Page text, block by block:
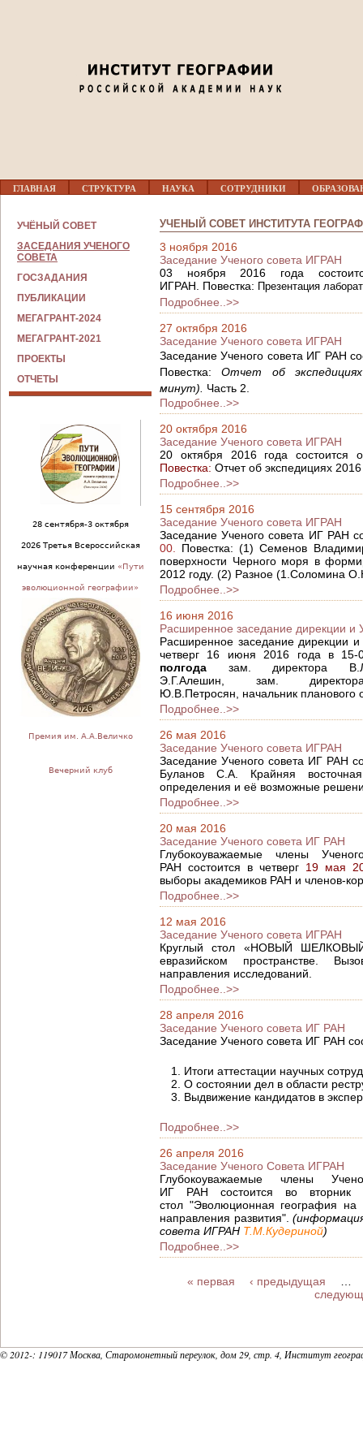
Л
ГЛАВНАЯ СТРУКТУРА НАУКА СОТРУДНИКИ
УЧЕНЫЙ СОВЕТ ИНСТИТУТА
3 ноября 2016
Заседание Ученого совета ИГРАН
03 ноября 2016 года
ИГРАН. Повестка: Презентация
Подробнее..>>
27 октября 2016
Заседание Ученого совета ИГРАН
Заседание Ученого совета ИГ РАН
Повестка: ​Отчет об
минут). Часть 2.
Подробнее..>>
20 октября 2016
Заседание Ученого совета ИГРАН
20 октября 2016 года состоится
Повестка: Отчет об экспедициях
Подробнее..>>
15 сентября 2016
Заседание Ученого совета ИГРАН
Заседание Ученого совета ИГ РАН
00. Повестка: (1) Семенов
поверхности Черного моря в
2012 году. (2) Разное (1.Соломина
Подробнее..>>
16 июня 2016
Расширенное заседание дирекции и
Расширенное заседание дирекции
четверг 16 июня 2016 года в
полгода зам. директора
Э.Г.Алешин, зам.
Ю.В.Петросян, начальник
Подробнее..>>
26 мая 2016
Заседание Ученого совета ИГРАН
Заседание Ученого совета ИГ РАН
Буланов С.А. Крайняя
определения и её возможные
Подробнее..>>
20 мая 2016
Заседание Ученого совета ИГ РАН
Глубокоуважаемые члены
РАН состоится в четверг 19 мая
выборы академиков РАН и членов-
Подробнее..>>
12 мая 2016
Заседание Ученого совета ИГРАН
Круглый стол «НОВЫЙ ШЕЛКОВЫЙ
евразийском пространстве.
направления исследований.
Подробнее..>>
28 апреля 2016
Заседание Ученого совета ИГ РАН
Заседание Ученого совета ИГ РАН
Итоги аттестации научных
О состоянии дел в области
Выдвижение кандидатов в
Подробнее..>>
26 апреля 2016
Заседание Ученого Совета ИГРАН
Глубокоуважаемые члены
ИГ РАН состоится во
стол "Эволюционная география
направления развития".
совета ИГРАН Т.М.Кудериной)
Подробнее..>>
« первая ‹ предыдущая
УЧЁНЫЙ СОВЕТ
ЗАСЕДАНИЯ УЧЕНОГО
СОВЕТА
ГОСЗАДАНИЯ
ПУБЛИКАЦИИ
МЕГАГРАНТ-2024
МЕГАГРАНТ-2021
ПРОЕКТЫ
ОТЧЕТЫ
28 сентября-3 октября
2026 Третья Всероссийская
научная конференции «Пути
эволюционной географии»
Премия им. А.А.Величко
Вечерний клуб
© 2012-: 119017 Москва, Старомонетный переулок, дом 29, стр. 4, Институт